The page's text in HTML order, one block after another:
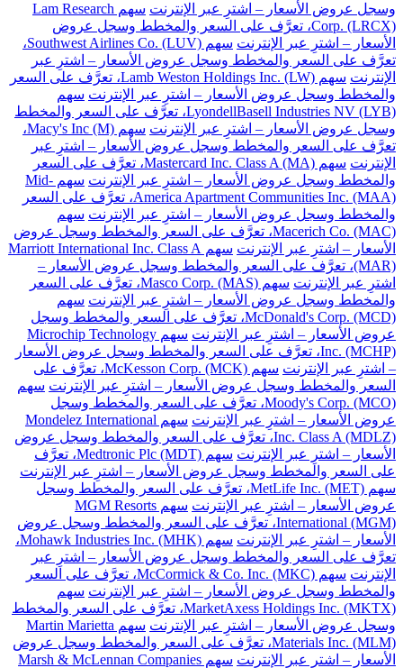
وسجل عروض الأسعار – اشترِ عبر الإنترنت
سهم Lam Research
Corp. (LRCX)، تعرَّف على السعر والمخطط وسجل عروض
الأسعار – اشترِ عبر الإنترنت
سهم Southwest Airlines Co. (LUV)،
تعرَّف على السعر والمخطط وسجل عروض الأسعار – اشترِ عبر
الإنترنت
سهم Lamb Weston Holdings Inc. (LW)، تعرَّف على السعر
والمخطط وسجل عروض الأسعار – اشترِ عبر الإنترنت سهم
LyondellBasell Industries NV (LYB)، تعرَّف على السعر والمخطط
وسجل عروض الأسعار – اشترِ عبر الإنترنت
سهم Macy's Inc (M)،
تعرَّف على السعر والمخطط وسجل عروض الأسعار – اشترِ عبر
الإنترنت
سهم Mastercard Inc. Class A (MA)، تعرَّف على السعر
والمخطط وسجل عروض الأسعار – اشترِ عبر الإنترنت
سهم Mid-
America Apartment Communities Inc. (MAA)، تعرَّف على السعر
والمخطط وسجل عروض الأسعار – اشترِ عبر الإنترنت سهم
Macerich Co. (MAC)، تعرَّف على السعر والمخطط وسجل عروض
الأسعار – اشترِ عبر الإنترنت
سهم Marriott International Inc. Class A
(MAR)، تعرَّف على السعر والمخطط وسجل عروض الأسعار –
اشترِ عبر الإنترنت
سهم Masco Corp. (MAS)، تعرَّف على السعر
والمخطط وسجل عروض الأسعار – اشترِ عبر الإنترنت سهم
McDonald's Corp. (MCD)، تعرَّف على السعر والمخطط وسجل
عروض الأسعار – اشترِ عبر الإنترنت
سهم Microchip Technology
Inc. (MCHP)، تعرَّف على السعر والمخطط وسجل عروض الأسعار
– اشترِ عبر الإنترنت
سهم McKesson Corp. (MCK)، تعرَّف على
السعر والمخطط وسجل عروض الأسعار – اشترِ عبر الإنترنت سهم
Moody's Corp. (MCO)، تعرَّف على السعر والمخطط وسجل
عروض الأسعار – اشترِ عبر الإنترنت
سهم Mondelez International
Inc. Class A (MDLZ)، تعرَّف على السعر والمخطط وسجل عروض
الأسعار – اشترِ عبر الإنترنت
سهم Medtronic Plc (MDT)، تعرَّف
على السعر والمخطط وسجل عروض الأسعار – اشترِ عبر الإنترنت
سهم MetLife Inc. (MET)، تعرَّف على السعر والمخطط وسجل
عروض الأسعار – اشترِ عبر الإنترنت
سهم MGM Resorts
International (MGM)، تعرَّف على السعر والمخطط وسجل عروض
الأسعار – اشترِ عبر الإنترنت
سهم Mohawk Industries Inc. (MHK)،
تعرَّف على السعر والمخطط وسجل عروض الأسعار – اشترِ عبر
الإنترنت
سهم McCormick & Co. Inc. (MKC)، تعرَّف على السعر
والمخطط وسجل عروض الأسعار – اشترِ عبر الإنترنت سهم
MarketAxess Holdings Inc. (MKTX)، تعرَّف على السعر والمخطط
وسجل عروض الأسعار – اشترِ عبر الإنترنت
سهم Martin Marietta
Materials Inc. (MLM)، تعرَّف على السعر والمخطط وسجل عروض
الأسعار – اشترِ عبر الإنترنت
سهم Marsh & McLennan Companies